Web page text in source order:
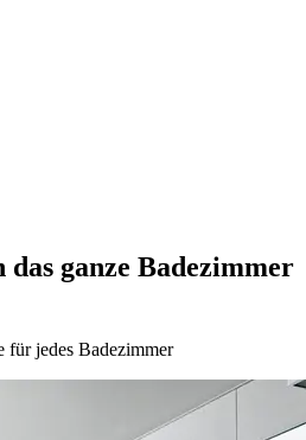
das ganze Badezimmer
für jedes Badezimmer